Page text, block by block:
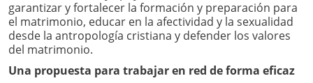
garantizar y fortalecer la formación y preparación para
el matrimonio, educar en la afectividad y la sexualidad
desde la antropología cristiana y defender los valores
del matrimonio.
Una propuesta para trabajar en red de forma eficaz